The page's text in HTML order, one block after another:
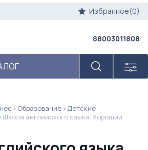
Избранное(0)
88003011808
Образование
Детские
Школа английского языка. Хороший